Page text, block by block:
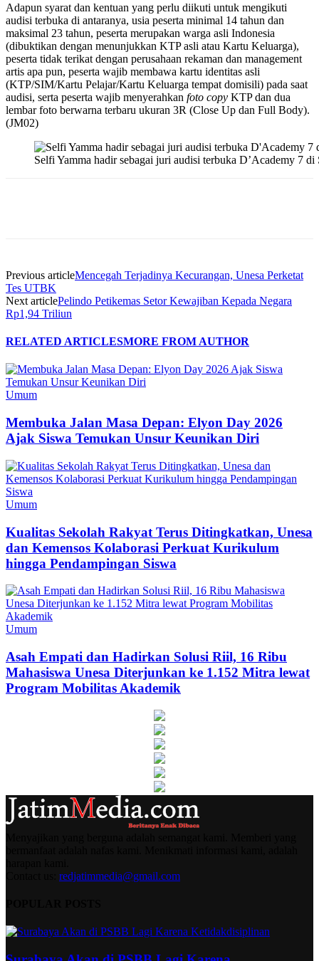
Adapun syarat dan kentuan yang perlu diikuti untuk mengikuti
audisi terbuka di antaranya, usia peserta minimal 14 tahun dan
maksimal 23 tahun, peserta merupakan warga asli Indonesia
(dibuktikan dengan menunjukkan KTP asli atau Kartu Keluarga),
peserta tidak terikat dengan perusahaan rekaman dan management
artis apa pun, peserta wajib membawa kartu identitas asli
(KTP/SIM/Kartu Pelajar/Kartu Keluarga tempat domisili) pada saat
audisi, serta peserta wajib menyerahkan foto copy KTP dan dua
lembar foto berwarna terbaru ukuran 3R (Close Up dan Full Body).
(JM02)
Selfi Yamma hadir sebagai juri audisi terbuka D’Academy 7
Previous articleMencegah Terjadinya Kecurangan, Unesa Perketat
Tes UTBK
Next articlePelindo Petikemas Setor Kewajiban Kepada Negara
Rp1,94 Triliun
RELATED ARTICLESMORE FROM AUTHOR
Umum
Membuka Jalan Masa Depan: Elyon Day 2026
Ajak Siswa Temukan Unsur Keunikan Diri
Umum
Kualitas Sekolah Rakyat Terus Ditingkatkan, Unesa
dan Kemensos Kolaborasi Perkuat Kurikulum
hingga Pendampingan Siswa
Umum
Asah Empati dan Hadirkan Solusi Riil, 16 Ribu
Mahasiswa Unesa Diterjunkan ke 1.152 Mitra lewat
Program Mobilitas Akademik
redjatimmedia@gmail.com